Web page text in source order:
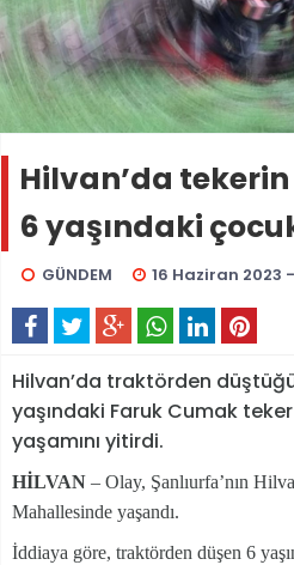
Hilvan’da
6 yaşındaki
GÜNDEM 16 Haziran 2023
Hilvan’da traktörden
yaşındaki Faruk Cumak
yaşamını yitirdi.
HİLVAN – Olay, Şanlıurfa’nın
Mahallesinde yaşandı.
İddiaya göre, traktörden düşen 6